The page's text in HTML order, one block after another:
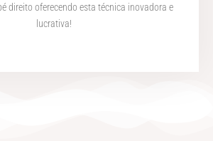
direito oferecendo esta técnica inovadora e
lucrativa!